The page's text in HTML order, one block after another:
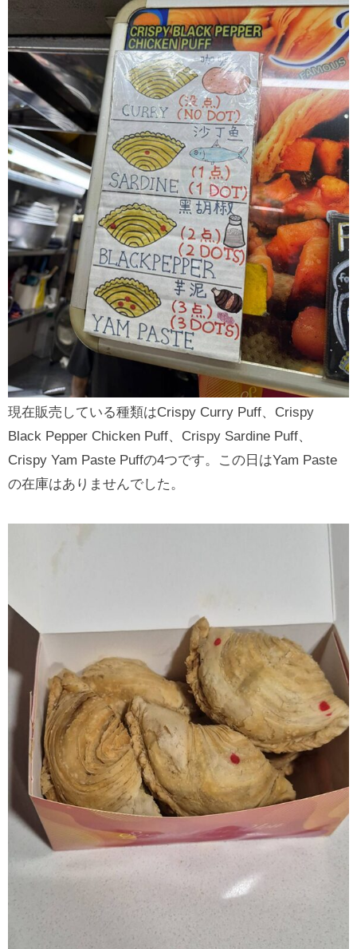
現在販売している種類はCrispy Curry Puff、Crispy
Black Pepper Chicken Puff、Crispy Sardine Puff、
Crispy Yam Paste Puffの4つです。この日はYam Paste
の在庫はありませんでした。